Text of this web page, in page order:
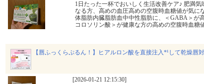
1日たった一杯でおいしく生活改善ケア♪ 肥満
なる方、高めの血圧高めの空腹時血糖値が気に
体脂肪内臓脂肪血中中性脂肪に、＜GABA＞が
コロソリン酸＞が健康な方の高めの空腹時血糖
【唇ふっくらぷるん！】ヒアルロン酸を直接注入*¹して乾燥
[2026-01-21 12:15:30]